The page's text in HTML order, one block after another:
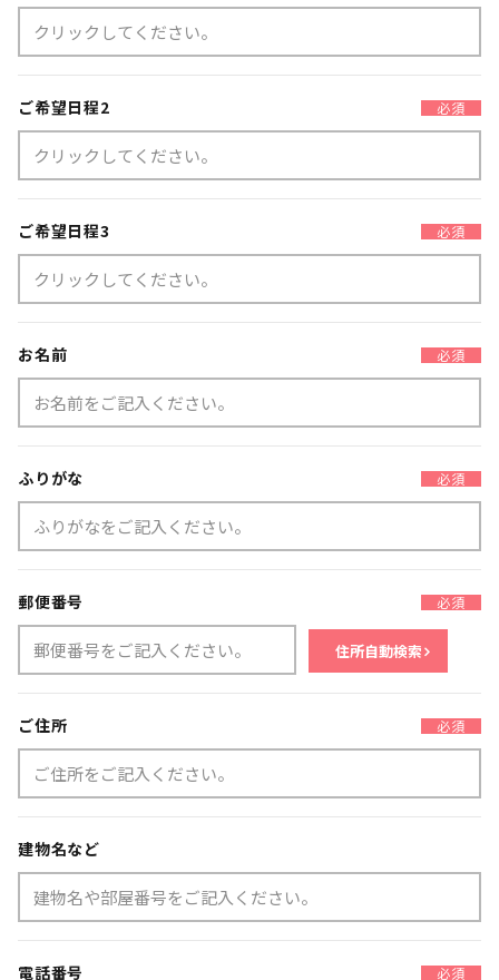
ご希望日程2 必須
ご希望日程3 必須
お名前 必須
ふりがな 必須
郵便番号 必須
住所自動検索
ご住所 必須
建物名など
電話番号 必須